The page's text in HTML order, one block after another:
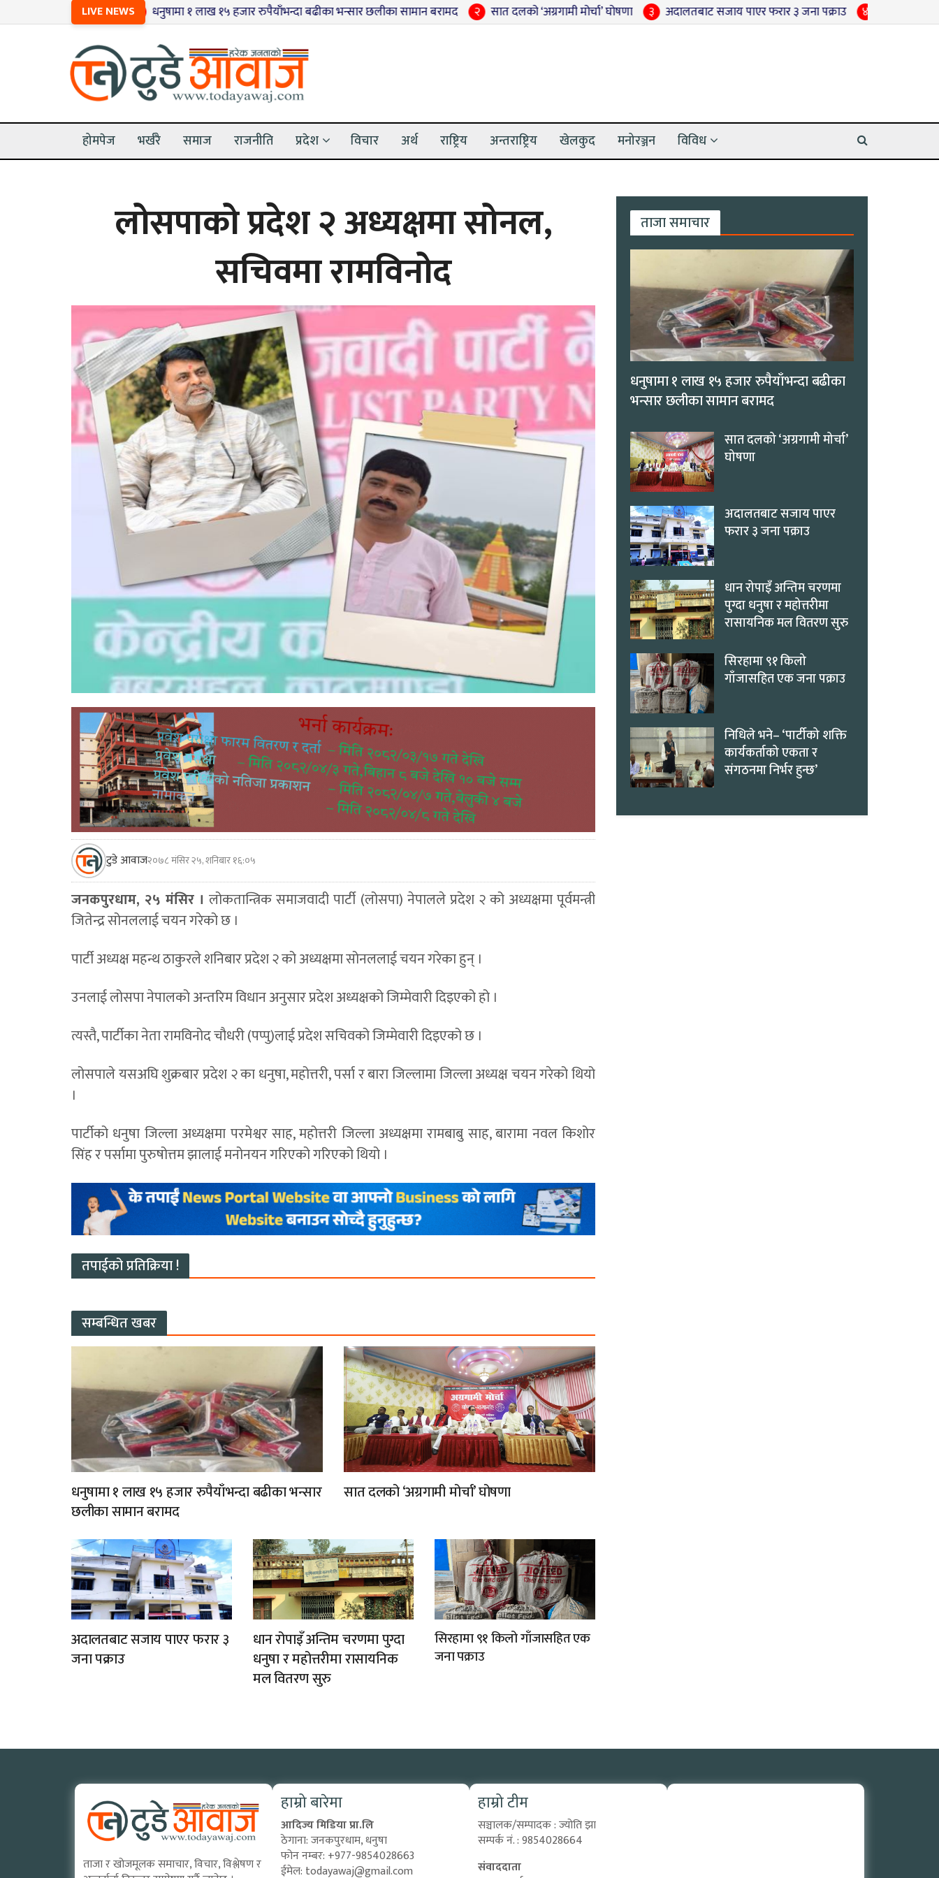
LIVE NEWS
१ धनुषामा १ लाख १५ हजार रुपैयाँभन्दा बढीका भन्सार छलीका सामान बरामद २ सात दलको ‘अग्रगामी मोर्चा’ घोषणा ३ अदालतबाट सजाय पाएर फरार ३ जना पक्राउ ४ धान रोपाइँ अन्तिम चरणमा
होमपेज भर्खरै समाज राजनीति प्रदेश विचार अर्थ राष्ट्रिय अन्तराष्ट्रिय खेलकुद मनोरञ्जन विविध
लोसपाको प्रदेश २ अध्यक्षमा सोनल,
सचिवमा रामविनोद
टुडे आवाज२०७८ मंसिर २५, शनिबार १६:०५
जनकपुरधाम, २५ मंसिर । लोकतान्त्रिक समाजवादी पार्टी (लोसपा) नेपालले प्रदेश २ को अध्यक्षमा पूर्वमन्त्री
जितेन्द्र सोनललाई चयन गरेको छ ।
पार्टी अध्यक्ष महन्थ ठाकुरले शनिबार प्रदेश २ को अध्यक्षमा सोनललाई चयन गरेका हुन् ।
उनलाई लोसपा नेपालको अन्तरिम विधान अनुसार प्रदेश अध्यक्षको जिम्मेवारी दिइएको हो ।
त्यस्तै, पार्टीका नेता रामविनोद चौधरी (पप्पु)लाई प्रदेश सचिवको जिम्मेवारी दिइएको छ ।
लोसपाले यसअघि शुक्रबार प्रदेश २ का धनुषा, महोत्तरी, पर्सा र बारा जिल्लामा जिल्ला अध्यक्ष चयन गरेको थियो
।
पार्टीको धनुषा जिल्ला अध्यक्षमा परमेश्वर साह, महोत्तरी जिल्ला अध्यक्षमा रामबाबु साह, बारामा नवल किशोर
सिंह र पर्सामा पुरुषोत्तम झालाई मनोनयन गरिएको गरिएको थियो ।
तपाईको प्रतिक्रिया !
सम्बन्धित खबर
धनुषामा १ लाख १५ हजार रुपैयाँभन्दा बढीका भन्सार
छलीका सामान बरामद
सात दलको ‘अग्रगामी मोर्चा’ घोषणा
अदालतबाट सजाय पाएर फरार ३
जना पक्राउ
धान रोपाइँ अन्तिम चरणमा पुग्दा
धनुषा र महोत्तरीमा रासायनिक
मल वितरण सुरु
सिरहामा ९१ किलो गाँजासहित एक
जना पक्राउ
ताजा समाचार
धनुषामा १ लाख १५ हजार रुपैयाँभन्दा बढीका
भन्सार छलीका सामान बरामद
सात दलको ‘अग्रगामी मोर्चा’
घोषणा
अदालतबाट सजाय पाएर
फरार ३ जना पक्राउ
धान रोपाइँ अन्तिम चरणमा
पुग्दा धनुषा र महोत्तरीमा
रासायनिक मल वितरण सुरु
सिरहामा ९१ किलो
गाँजासहित एक जना पक्राउ
निधिले भने– ‘पार्टीको शक्ति
कार्यकर्ताको एकता र
संगठनमा निर्भर हुन्छ’
ताजा र खोजमूलक समाचार, विचार, विश्लेषण र
हाम्रो बारेमा
आदिज्य मिडिया प्रा.लि
ठेगाना: जनकपुरधाम, धनुषा
फोन नम्बर: +977-9854028663
ईमेल: todayawaj@gmail.com
हाम्रो टीम
सञ्चालक/सम्पादक : ज्योति झा
सम्पर्क नं. : 9854028664
संवाददाता